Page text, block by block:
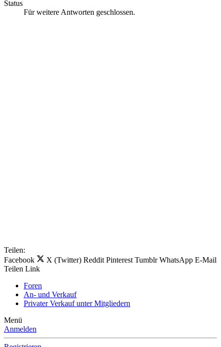
Status
Für weitere Antworten geschlossen.
Teilen:
Facebook
X (Twitter) Reddit Pinterest Tumblr WhatsApp E-Mail
Teilen Link
Foren
An- und Verkauf
Privater Verkauf unter Mitgliedern
Menü
Anmelden